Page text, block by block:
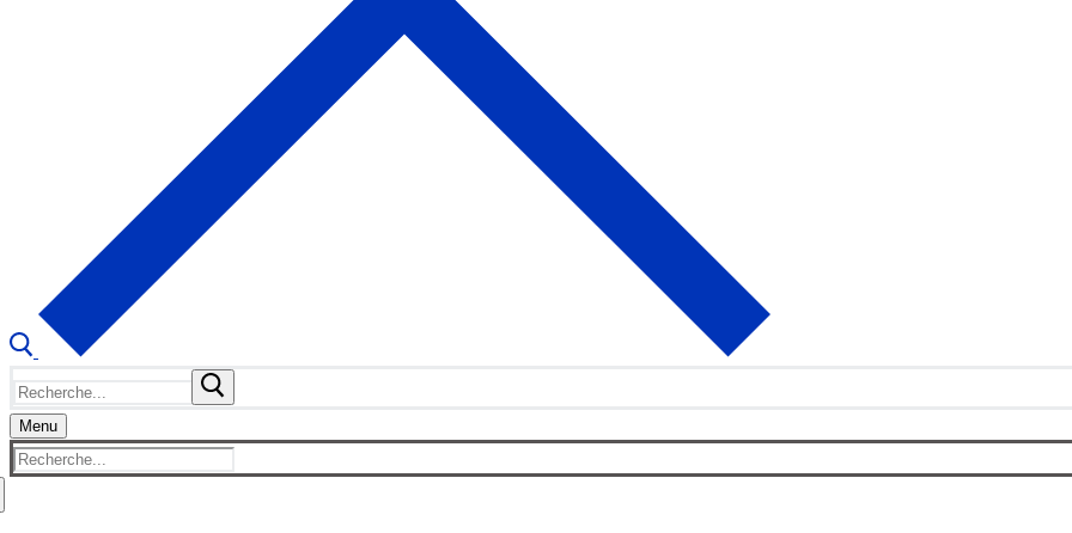
Rechercher
: Menu
Rechercher